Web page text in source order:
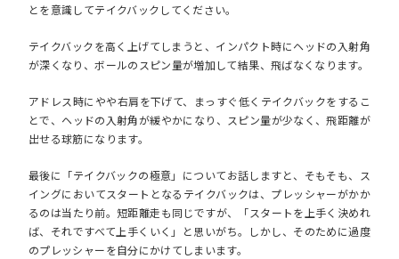
とを意識してテイクバックしてください。
テイクバックを高く上げてしまうと、インパクト時にヘッドの入射角
が深くなり、ボールのスピン量が増加して結果、飛ばなくなります。
アドレス時にやや右肩を下げて、まっすぐ低くテイクバックをするこ
とで、ヘッドの入射角が緩やかになり、スピン量が少なく、飛距離が
出せる球筋になります。
最後に「テイクバックの極意」についてお話しますと、そもそも、ス
イングにおいてスタートとなるテイクバックは、プレッシャーがかか
るのは当たり前。短距離走も同じですが、「スタートを上手く決めれ
ば、それですべて上手くいく」と思いがち。しかし、そのために過度
のプレッシャーを自分にかけてしまいます。